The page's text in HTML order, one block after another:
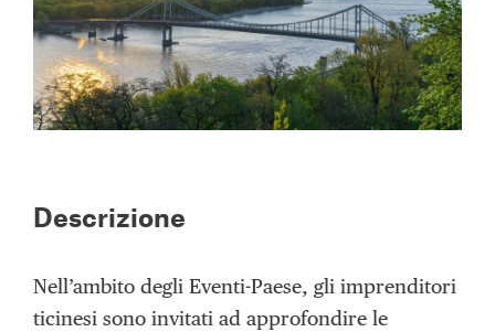
Descrizione
Nell’ambito degli Eventi-Paese, gli imprenditori
ticinesi sono invitati ad approfondire le